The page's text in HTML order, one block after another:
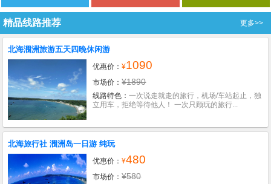
精品线路推荐 更多>>
北海涠洲旅游五天四晚休闲游
优惠价：¥1090
市场价：¥1890
线路特色：一次说走就走的旅行，机场/车站起止，独
立用车，拒绝等待他人！ 一次只顾玩的旅行...
北海旅行社 涠洲岛一日游 纯玩
优惠价：¥480
市场价：¥580